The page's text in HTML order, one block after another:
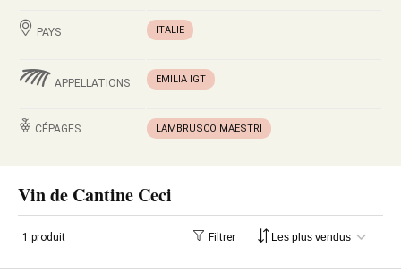
PAYS ITALIE
APPELLATIONS EMILIA IGT
CÉPAGES LAMBRUSCO MAESTRI
Vin de Cantine Ceci
1 produit Filtrer